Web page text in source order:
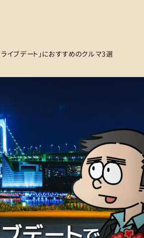
イブデート」におすすめのクルマ3選